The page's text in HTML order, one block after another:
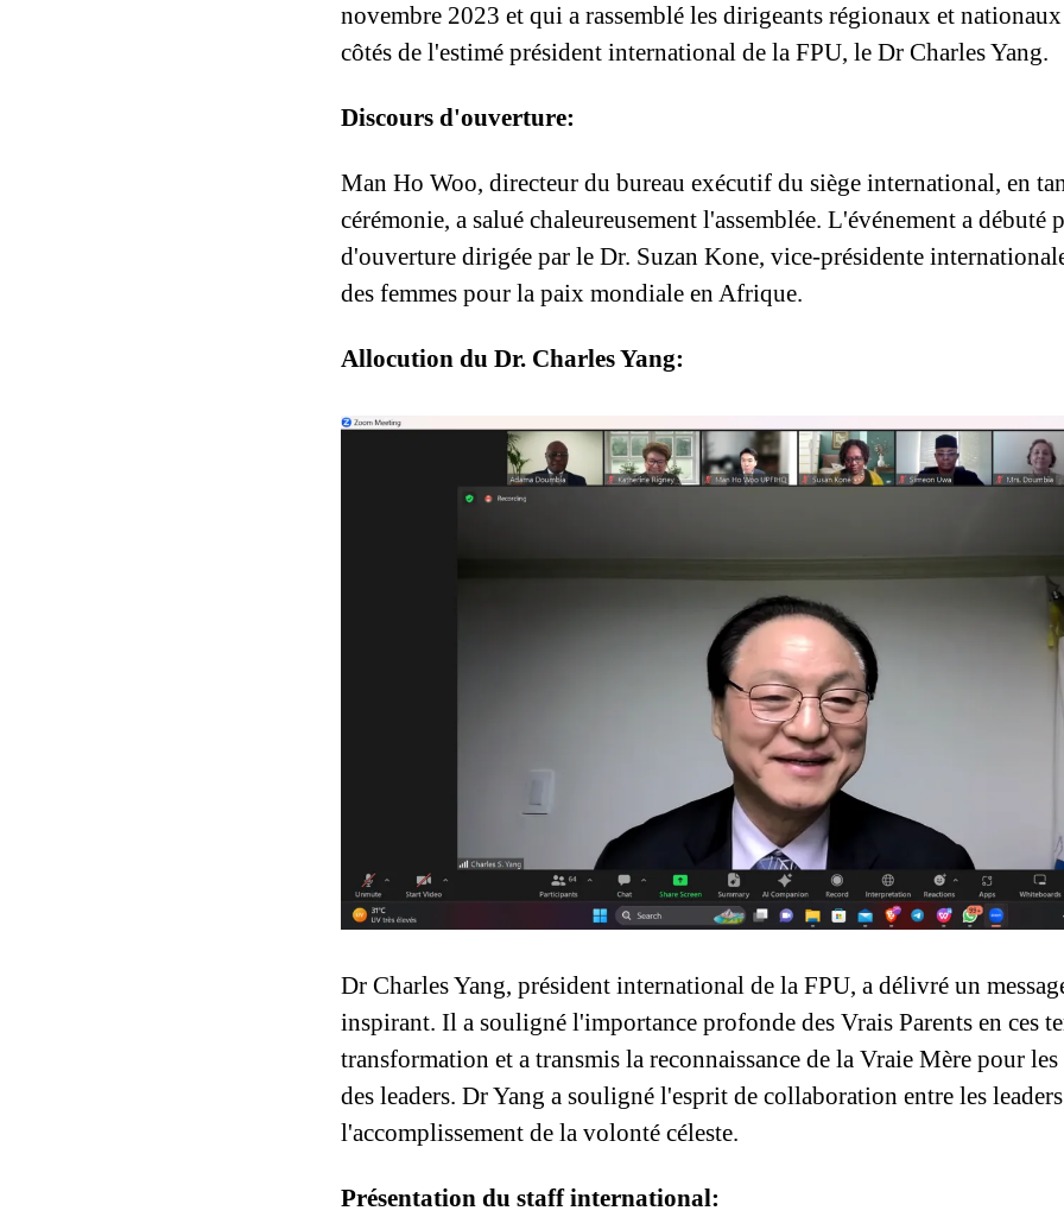
novembre 2023 et qui a rassemblé les dirigeants régionaux et
côtés de l'estimé président international de la FPU, le Dr Charles Yang.
Discours d'ouverture:
Man Ho Woo, directeur du bureau exécutif du siège international, en
cérémonie, a salué chaleureusement l'assemblée. L'événement a débuté
d'ouverture dirigée par le Dr. Suzan Kone, vice-présidente
des femmes pour la paix mondiale en Afrique.
Allocution du Dr. Charles Yang:
Dr Charles Yang, président international de la FPU, a délivré un
inspirant. Il a souligné l'importance profonde des Vrais Parents en ces
transformation et a transmis la reconnaissance de la Vraie Mère pour
des leaders. Dr Yang a souligné l'esprit de collaboration entre les
l'accomplissement de la volonté céleste.
Présentation du staff international: